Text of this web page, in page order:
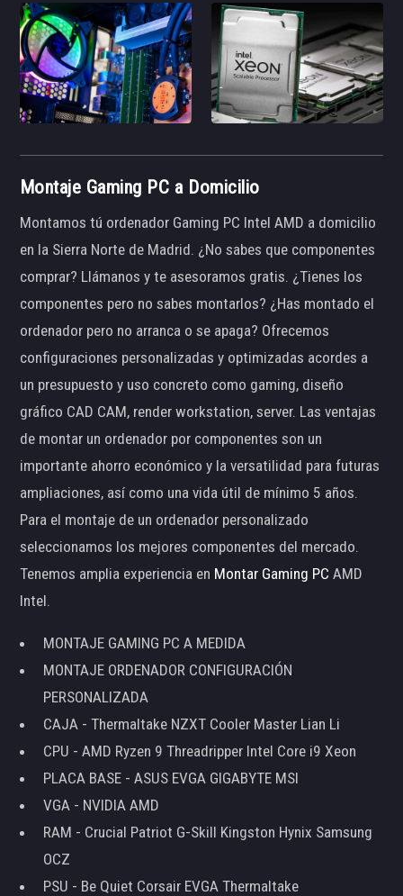
Montaje Gaming PC a Domicilio
Montamos tú ordenador Gaming PC Intel AMD a domicilio
en la Sierra Norte de Madrid. ¿No sabes que componentes
comprar? Llámanos y te asesoramos gratis. ¿Tienes los
componentes pero no sabes montarlos? ¿Has montado el
ordenador pero no arranca o se apaga? Ofrecemos
configuraciones personalizadas y optimizadas acordes a
un presupuesto y uso concreto como gaming, diseño
gráfico CAD CAM, render workstation, server. Las ventajas
de montar un ordenador por componentes son un
importante ahorro económico y la versatilidad para futuras
ampliaciones, así como una vida útil de mínimo 5 años.
Para el montaje de un ordenador personalizado
seleccionamos los mejores componentes del mercado.
Tenemos amplia experiencia en Montar Gaming PC AMD
Intel.
MONTAJE GAMING PC A MEDIDA
MONTAJE ORDENADOR CONFIGURACIÓN
PERSONALIZADA
CAJA - Thermaltake NZXT Cooler Master Lian Li
CPU - AMD Ryzen 9 Threadripper Intel Core i9 Xeon
PLACA BASE - ASUS EVGA GIGABYTE MSI
VGA - NVIDIA AMD
RAM - Crucial Patriot G-Skill Kingston Hynix Samsung
OCZ
PSU - Be Quiet Corsair EVGA Thermaltake